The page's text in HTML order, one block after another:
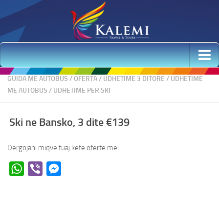
Udhetime me Avion
Udhetime Elitare
Krishtlindjet dhe Viti i Ri 2026 & 1, 2 Janar – Oferta
Udhetime per Ski
Udhetime me Guide
Udhetime ne Shqiperi
GUIDA ME AUTOBUS /OFERTA/ UDHETIME 3 DITORE / UDHETIME
ME AUTOBUS / UDHETIME PER SKI
Ski ne Bansko, 3 dite €139
Dergojani miqve tuaj kete oferte me:
WhatsApp
Viber